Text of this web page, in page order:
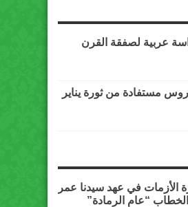
عربية لصفقة القرن
الأزمات في عهد سيدنا عمر
“عام الرمادة”